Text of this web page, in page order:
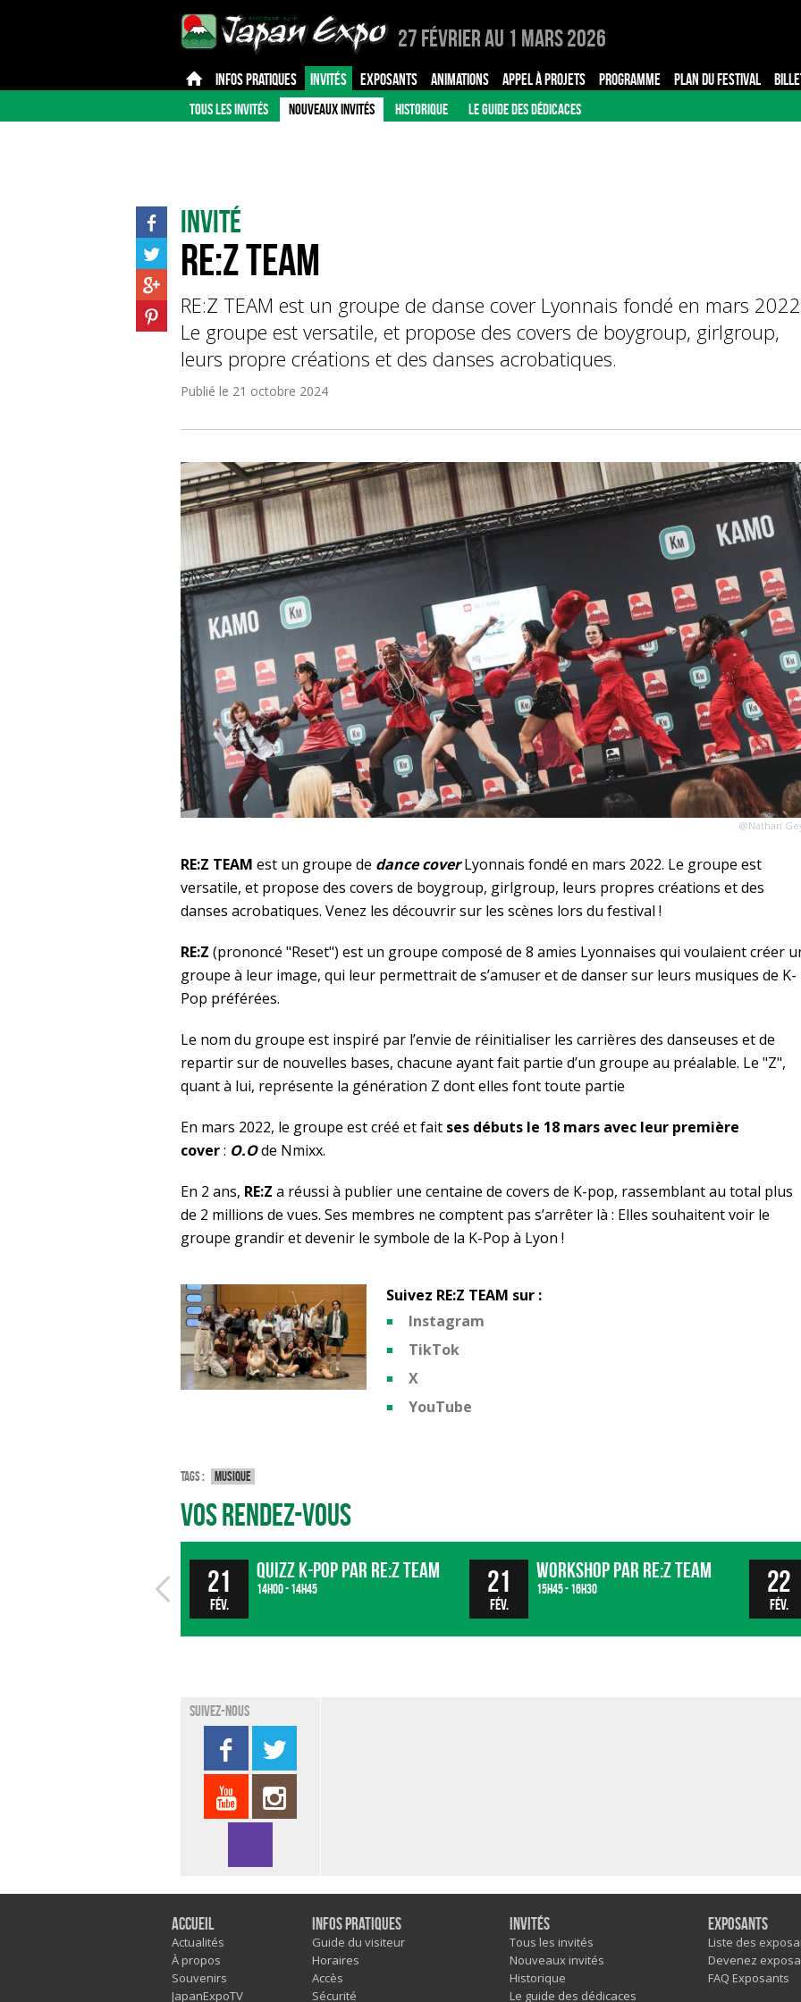
27 Février au 1 Mars 2026
INFOS PRATIQUES INVITÉS EXPOSANTS ANIMATIONS APPEL À PROJETS PROGRAMME PLAN DU FESTIVAL
TOUS LES INVITÉS NOUVEAUX INVITÉS HISTORIQUE LE GUIDE DES DÉDICACES
Invité
RE:Z TEAM
RE:Z TEAM est un groupe de danse cover Lyonnais fondé en mars
Le groupe est versatile, et propose des covers de boygroup, girlgroup,
leurs propre créations et des danses acrobatiques.
Publié le 21 octobre 2024
@Nathan
RE:Z TEAM est un groupe de dance coverLyonnais fondé en mars 2022. Le groupe est
versatile, et propose des covers de boygroup, girlgroup, leurs propres créations et des
danses acrobatiques. Venez les découvrir sur les scènes lors du festival !
RE:Z (prononcé "Reset") est un groupe composé de 8 amies Lyonnaises qui voulaient créer
groupe à leur image, qui leur permettrait de s’amuser et de danser sur leurs musiques de K-
Pop préférées.
Le nom du groupe est inspiré par l’envie de réinitialiser les carrières des danseuses et de
repartir sur de nouvelles bases, chacune ayant fait partie d’un groupe au préalable. Le "Z",
quant à lui, représente la génération Z dont elles font toute partie
En mars 2022, le groupe est créé et fait ses débuts le 18 mars avec leur première
cover: O.Ode Nmixx.
En 2 ans, RE:Z a réussi à publier une centaine de covers de K-pop, rassemblant au total plus
de 2 millions de vues. Ses membres ne comptent pas s’arrêter là : Elles souhaitent voir le
groupe grandir et devenir le symbole de la K-Pop à Lyon !
Suivez RE:Z TEAM sur :
Instagram
TikTok
X
YouTube
Tags : Musique
Vos rendez-vous
21
fév.
QUIZZ K-POP par RE:Z Team
14h00 - 14h45 21
fév.
WORKSHOP par RE:Z Team
15h45 - 16h30 22
fév.
Suivez-nous
Accueil
Actualités
À propos
Souvenirs
JapanExpoTV
Infos pratiques
Guide du visiteur
Horaires
Accès
Sécurité
Invités
Tous les invités
Nouveaux invités
Historique
Le guide des dédicaces
Exposants
Liste des
Devenez
FAQ Exposants